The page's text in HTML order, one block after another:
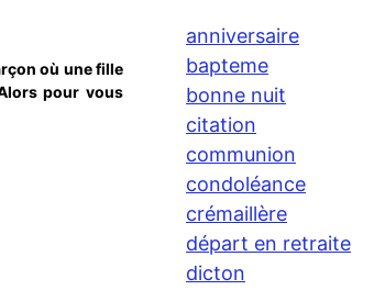
où une fille
pour vous
anniversaire
bapteme
bonne nuit
citation
communion
condoléance
crémaillère
départ en retraite
dicton